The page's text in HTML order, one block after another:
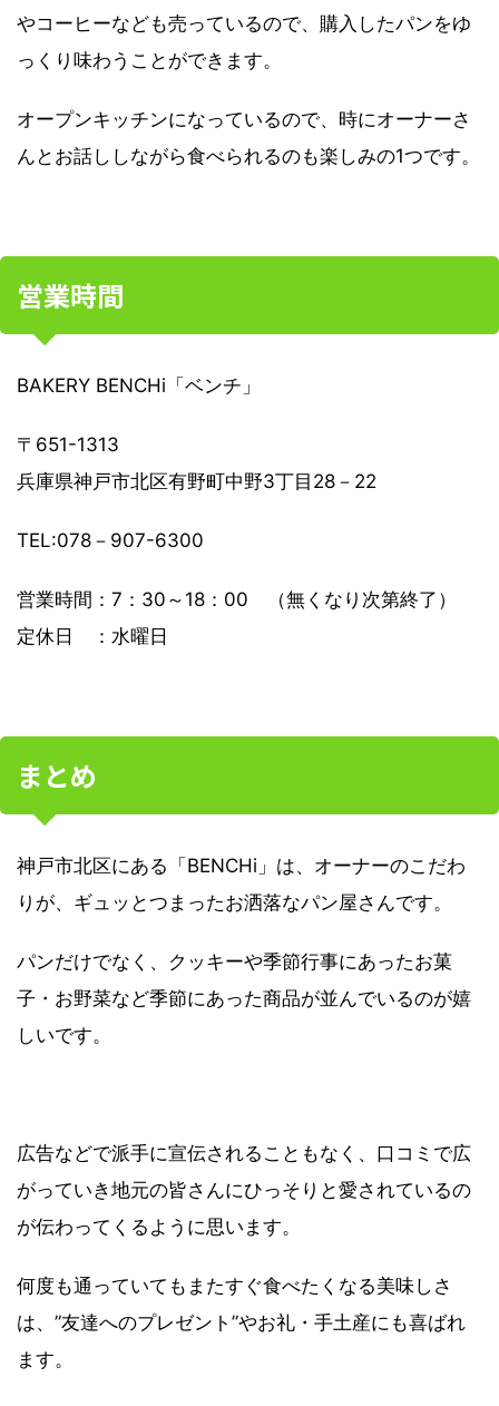
やコーヒーなども売っているので、購入したパンをゆ
っくり味わうことができます。
オープンキッチンになっているので、時にオーナーさ
んとお話ししながら食べられるのも楽しみの1つです。
営業時間
BAKERY BENCHi「ベンチ」
〒651-1313
兵庫県神戸市北区有野町中野3丁目28－22
TEL:078－907-6300
営業時間：7：30～18：00 （無くなり次第終了）
定休日 ：水曜日
まとめ
神戸市北区にある「BENCHi」は、オーナーのこだわ
りが、ギュッとつまったお洒落なパン屋さんです。
パンだけでなく、クッキーや季節行事にあったお菓
子・お野菜など季節にあった商品が並んでいるのが嬉
しいです。
広告などで派手に宣伝されることもなく、口コミで広
がっていき地元の皆さんにひっそりと愛されているの
が伝わってくるように思います。
何度も通っていてもまたすぐ食べたくなる美味しさ
は、”友達へのプレゼント”やお礼・手土産にも喜ばれ
ます。